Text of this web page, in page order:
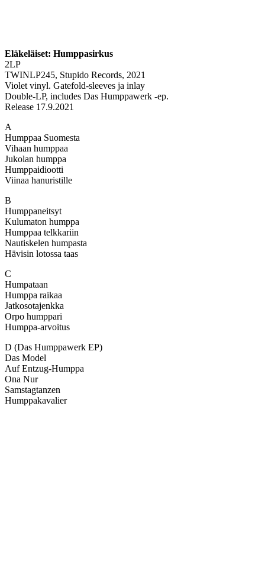
Eläkeläiset: Humppasirkus
2LP
TWINLP245, Stupido Records, 2021
Violet vinyl. Gatefold-sleeves ja inlay
Double-LP, includes Das Humppawerk -ep.
Release 17.9.2021
A
Humppaa Suomesta
Vihaan humppaa
Jukolan humppa
Humppaidiootti
Viinaa hanuristille
B
Humppaneitsyt
Kulumaton humppa
Humppaa telkkariin
Nautiskelen humpasta
Hävisin lotossa taas
C
Humpataan
Humppa raikaa
Jatkosotajenkka
Orpo humppari
Humppa-arvoitus
D (Das Humppawerk EP)
Das Model
Auf Entzug-Humppa
Ona Nur
Samstagtanzen
Humppakavalier